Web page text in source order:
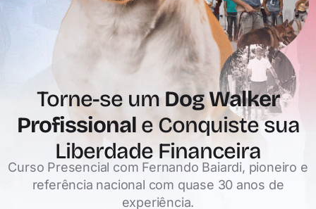
Torne-se umDog Walker
Profissional e Conquiste sua
Liberdade Financeira
Curso Presencial com Fernando Baiardi, pioneiro e
referência nacional com quase 30 anos de
experiência.